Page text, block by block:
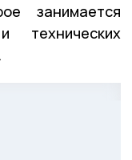
занимается
технических